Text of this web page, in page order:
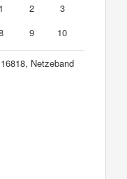
1 2
3
9 10
Netzeband